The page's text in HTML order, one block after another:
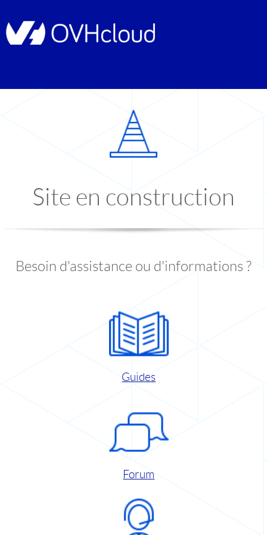
Site en construction
Besoin d'assistance ou d'informations ?
Guides
Forum